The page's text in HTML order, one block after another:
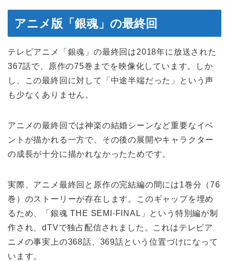
アニメ版「銀魂」の最終回
テレビアニメ「銀魂」の最終回は2018年に放送された
367話で、原作の75巻までを映像化しています。しか
し、この最終回に対して「中途半端だった」という声
も少なくありません。
アニメの最終回では神楽の結婚シーンなど重要なイベ
ントが描かれる一方で、その後の展開やキャラクター
の成長が十分に描かれなかったためです。
実際、アニメ最終回と原作の完結編の間には1巻分（76
巻）のストーリーが存在します。このギャップを埋め
るため、「銀魂 THE SEMI-FINAL」という特別編が制
作され、dTVで独占配信されました。これはテレビア
ニメの事実上の368話、369話という位置づけになって
います。